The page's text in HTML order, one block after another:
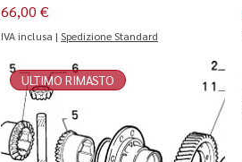
Prezzo
66,00 €
IVA inclusa | Spedizione Standard
ULTIMO RIMASTO